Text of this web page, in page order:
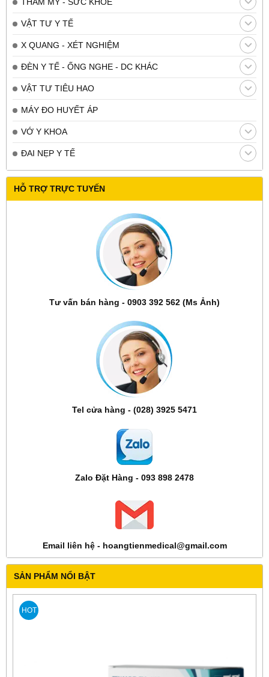
VẬT TƯ Y TẾ
X QUANG - XÉT NGHIỆM
ĐÈN Y TẾ - ỐNG NGHE - DC KHÁC
VẬT TƯ TIÊU HAO
MÁY ĐO HUYẾT ÁP
VỚ Y KHOA
ĐAI NẸP Y TẾ
HỖ TRỢ TRỰC TUYẾN
Tư vấn bán hàng - 0903 392 562 (Ms Ảnh)
Tel cửa hàng - (028) 3925 5471
Zalo Đặt Hàng - 093 898 2478
Email liên hệ - hoangtienmedical@gmail.com
SẢN PHẨM NỔI BẬT
HOT